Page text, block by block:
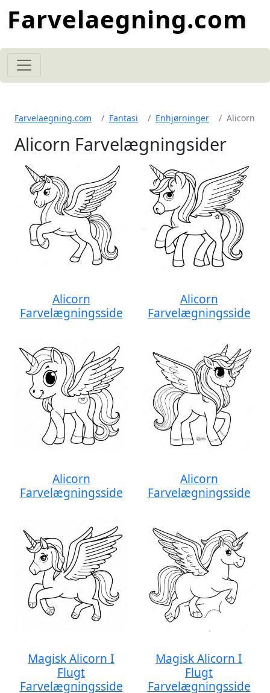
Farvelaegning.com
Farvelaegning.com Fantasi Enhjørninger Alicorn
Alicorn Farvelægningsider
Alicorn
Farvelægningsside
Alicorn
Farvelægningsside
Alicorn
Farvelægningsside
Alicorn
Farvelægningsside
Magisk Alicorn I
Flugt
Farvelægningsside
Magisk Alicorn I
Flugt
Farvelægningsside